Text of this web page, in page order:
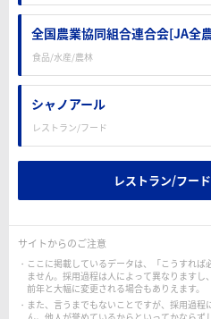
全国農業協同組合連合会[JA全
食品/水産/農林
シャノアール
レストラン/フード
レストラン/フー
サイトからのご注意
ここに掲載しているデータは、「こうすれ
ません。採用過程は人によって異なります
前年と大幅に変更される場合もありえます。
また、言うまでもないことですが、採用過